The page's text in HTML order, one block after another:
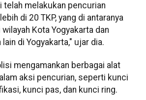
telah melakukan pencurian
di 20 TKP, yang di antaranya
Kota Yogyakarta dan
di Yogyakarta," ujar dia.
mengamankan berbagai alat
aksi pencurian, seperti kunci
kunci pas, dan kunci ring.